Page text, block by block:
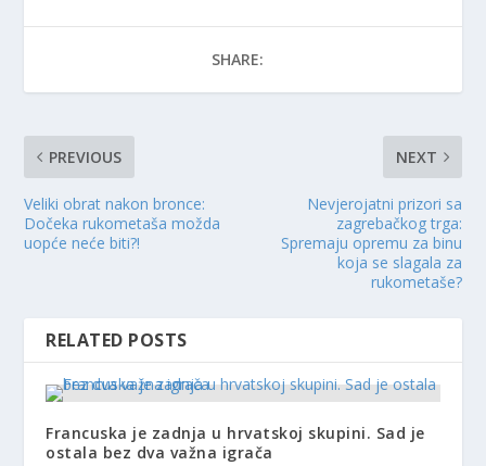
SHARE:
PREVIOUS
Veliki obrat nakon bronce:
Dočeka rukometaša možda
uopće neće biti?!
NEXT
Nevjerojatni prizori sa
zagrebačkog trga:
Spremaju opremu za binu
koja se slagala za
rukometaše?
RELATED POSTS
Francuska je zadnja u hrvatskoj skupini. Sad je
ostala bez dva važna igrača